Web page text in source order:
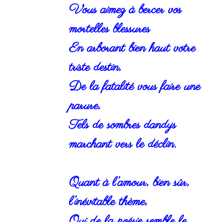
Vous aimez à bercer vos
mortelles blessures
En arborant bien haut votre
triste destin,
De la fatalité vous faire une
parure,
Tels de sombres dandys
marchant vers le déclin.
Quant à l’amour, bien sûr,
l’inévitable thème,